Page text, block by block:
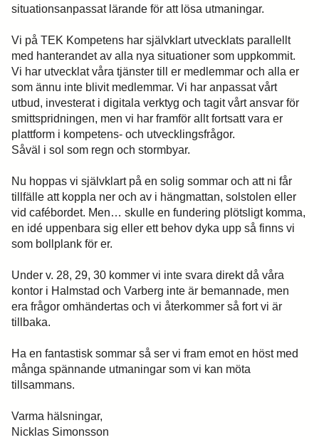
situationsanpassat lärande för att lösa utmaningar.
Vi på TEK Kompetens har självklart utvecklats parallellt
med hanterandet av alla nya situationer som uppkommit.
Vi har utvecklat våra tjänster till er medlemmar och alla er
som ännu inte blivit medlemmar. Vi har anpassat vårt
utbud, investerat i digitala verktyg och tagit vårt ansvar för
smittspridningen, men vi har framför allt fortsatt vara er
plattform i kompetens- och utvecklingsfrågor.
Såväl i sol som regn och stormbyar.
Nu hoppas vi självklart på en solig sommar och att ni får
tillfälle att koppla ner och av i hängmattan, solstolen eller
vid cafébordet. Men… skulle en fundering plötsligt komma,
en idé uppenbara sig eller ett behov dyka upp så finns vi
som bollplank för er.
Under v. 28, 29, 30 kommer vi inte svara direkt då våra
kontor i Halmstad och Varberg inte är bemannade, men
era frågor omhändertas och vi återkommer så fort vi är
tillbaka.
Ha en fantastisk sommar så ser vi fram emot en höst med
många spännande utmaningar som vi kan möta
tillsammans.
Varma hälsningar,
Nicklas Simonsson